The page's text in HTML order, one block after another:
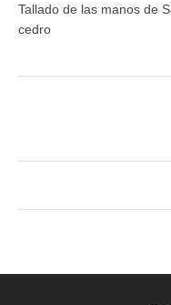
Tallado de las manos de
cedro